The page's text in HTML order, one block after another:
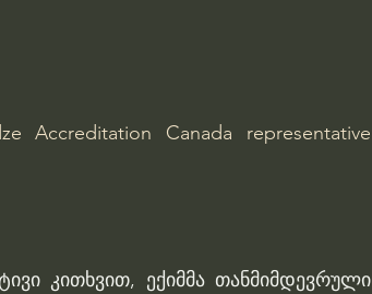
Accreditation Canada representative
კითხვით, ექიმმა თანმიმდევრული